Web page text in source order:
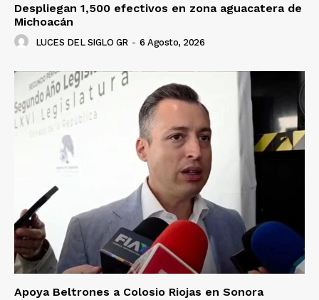
Despliegan 1,500 efectivos en zona aguacatera de
Michoacán
LUCES DEL SIGLO GR - 6 Agosto, 2026
Apoya Beltrones a Colosio Riojas en Sonora